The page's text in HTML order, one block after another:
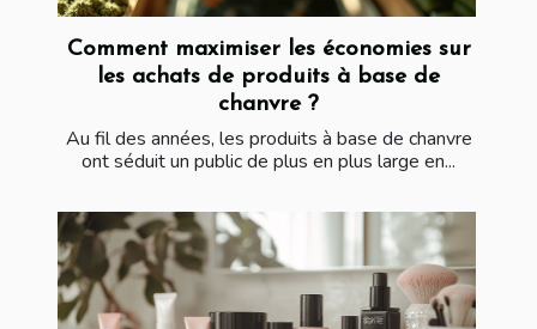
Comment maximiser les économies sur
les achats de produits à base de
chanvre ?
Au fil des années, les produits à base de chanvre
ont séduit un public de plus en plus large en...